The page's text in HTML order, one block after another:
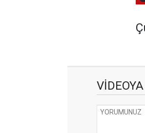
VİDEOYA